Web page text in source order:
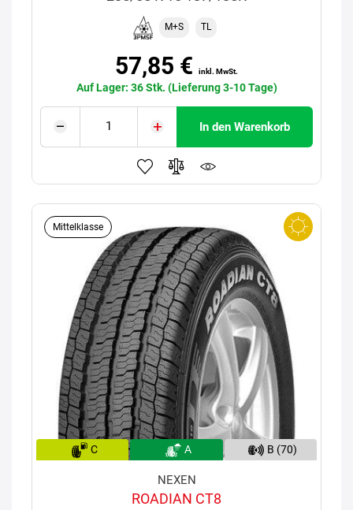
M+S TL
57,85 € inkl. MwSt.
Auf Lager: 36 Stk. (Lieferung 3-10 Tage)
In den Warenkorb
Mittelklasse
C A B (70)
NEXEN
ROADIAN CT8